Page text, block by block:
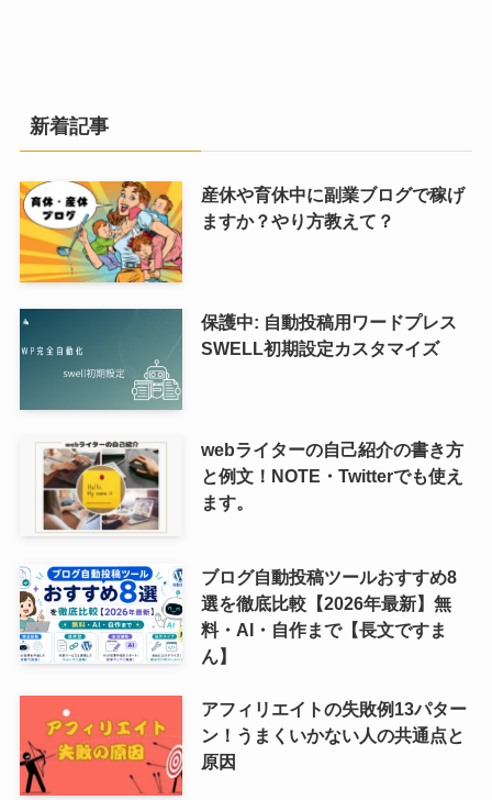
新着記事
産休や育休中に副業ブログで稼げ
ますか？やり方教えて？
保護中: 自動投稿用ワードプレス
SWELL初期設定カスタマイズ
webライターの自己紹介の書き方
と例文！NOTE・Twitterでも使え
ます。
ブログ自動投稿ツールおすすめ8
選を徹底比較【2026年最新】無
料・AI・自作まで【長文ですま
ん】
アフィリエイトの失敗例13パター
ン！うまくいかない人の共通点と
原因